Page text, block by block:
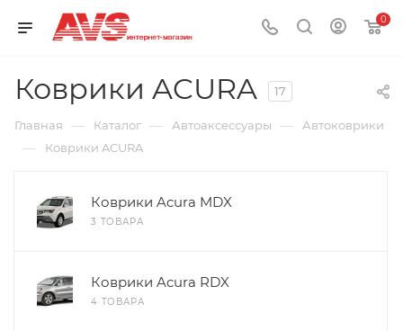
0
Коврики ACURA 17
Главная — Каталог — Автоаксессуары — Автоковрики
— Коврики ACURA
Коврики Acura MDX
3 ТОВАРА
Коврики Acura RDX
4 ТОВАРА